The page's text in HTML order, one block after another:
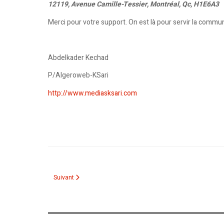
12119, Avenue Camille-Tessier, Montréal, Qc, H1E6A3
Merci pour votre support. On est là pour servir la
Abdelkader Kechad
P/Algeroweb-KSari
http://www.mediasksari.com
Article suivant : Collecte de fonds pour KSari.WebTV
Suivant